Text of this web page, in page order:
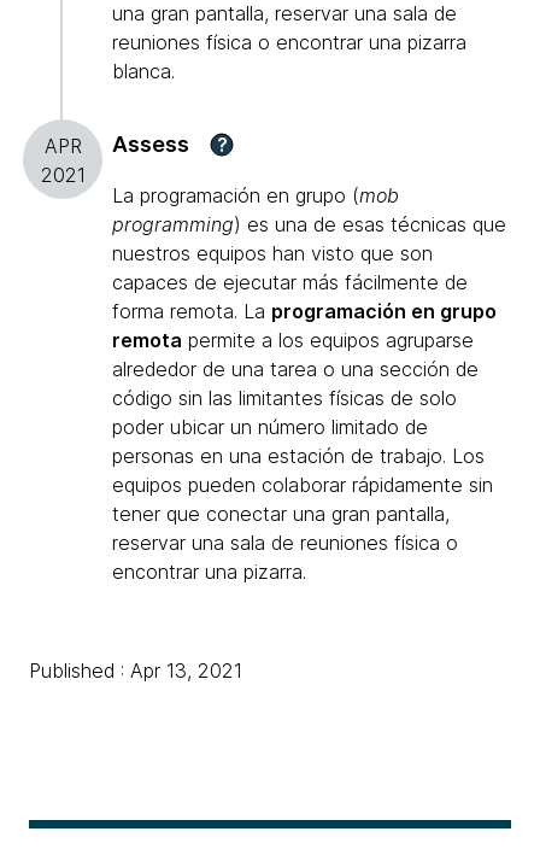
una gran pantalla, reservar una sala de
reuniones física o encontrar una pizarra
blanca.
APR
2021
Assess ?
La programación en grupo (mob
programming) es una de esas técnicas que
nuestros equipos han visto que son
capaces de ejecutar más fácilmente de
forma remota. La programación en grupo
remota permite a los equipos agruparse
alrededor de una tarea o una sección de
código sin las limitantes físicas de solo
poder ubicar un número limitado de
personas en una estación de trabajo. Los
equipos pueden colaborar rápidamente sin
tener que conectar una gran pantalla,
reservar una sala de reuniones física o
encontrar una pizarra.
Published : Apr 13, 2021